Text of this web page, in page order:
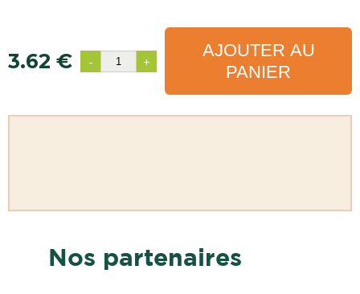
3.62 € - +
AJOUTER AU
PANIER
Nos partenaires